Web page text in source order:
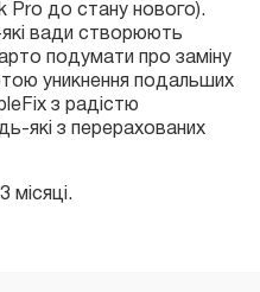
Pro до стану нового).
вади створюють
подумати про заміну
уникнення подальших
з радістю
які з перерахованих
місяці.